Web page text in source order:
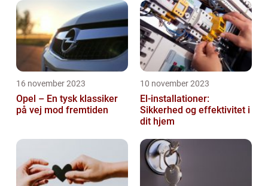
16 november 2023
Opel – En tysk klassiker
på vej mod fremtiden
10 november 2023
El-installationer:
Sikkerhed og effektivitet i
dit hjem